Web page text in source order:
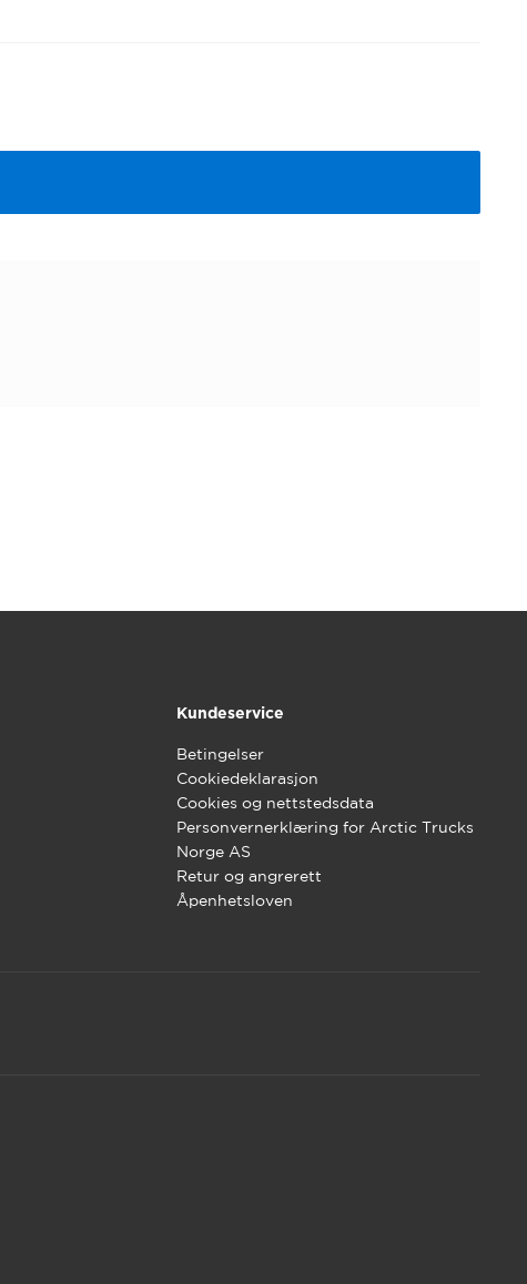
Kundeservice
Betingelser
Cookiedeklarasjon
Cookies og nettstedsdata
Personvernerklæring for Arctic Trucks
Norge AS
Retur og angrerett
Åpenhetsloven